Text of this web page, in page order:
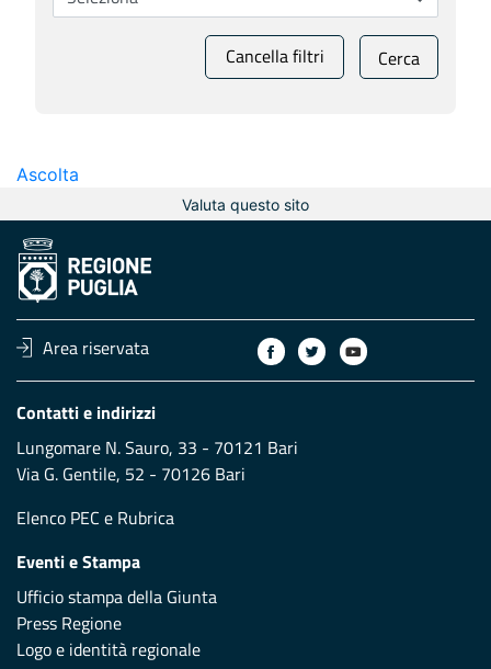
Cancella filtri Cerca
Ascolta
Valuta questo sito
Area riservata
Contatti e indirizzi
Lungomare N. Sauro, 33 - 70121 Bari
Via G. Gentile, 52 - 70126 Bari
Elenco PEC e Rubrica
Eventi e Stampa
Ufficio stampa della Giunta
Press Regione
Logo e identità regionale